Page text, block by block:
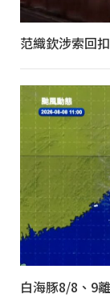
范織欽涉索回
白海豚8/8、9